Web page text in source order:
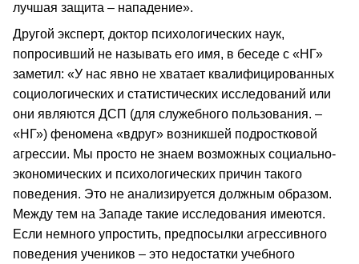
лучшая защита – нападение».
Другой эксперт, доктор психологических наук,
попросивший не называть его имя, в беседе с «НГ»
заметил: «У нас явно не хватает квалифицированных
социологических и статистических исследований или
они являются ДСП (для служебного пользования. –
«НГ») феномена «вдруг» возникшей подростковой
агрессии. Мы просто не знаем возможных социально-
экономических и психологических причин такого
поведения. Это не анализируется должным образом.
Между тем на Западе такие исследования имеются.
Если немного упростить, предпосылки агрессивного
поведения учеников – это недостатки учебного